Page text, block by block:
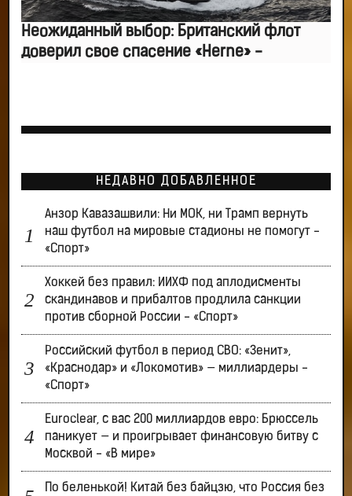
Неожиданный выбор: Британский флот
доверил свое спасение «Herne» -
НЕДАВНО ДОБАВЛЕННОЕ
Анзор Кавазашвили: Ни МОК, ни Трамп вернуть
наш футбол на мировые стадионы не помогут -
«Спорт»
Хоккей без правил: ИИХФ под аплодисменты
скандинавов и прибалтов продлила санкции
против сборной России - «Спорт»
Российский футбол в период СВО: «Зенит»,
«Краснодар» и «Локомотив» — миллиардеры -
«Спорт»
Euroclear, с вас 200 миллиардов евро: Брюссель
паникует — и проигрывает финансовую битву с
Москвой - «В мире»
По беленькой! Китай без байцзю, что Россия без